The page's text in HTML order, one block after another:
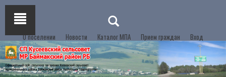
О поселении Новости Каталог МПА Прием граждан Вход